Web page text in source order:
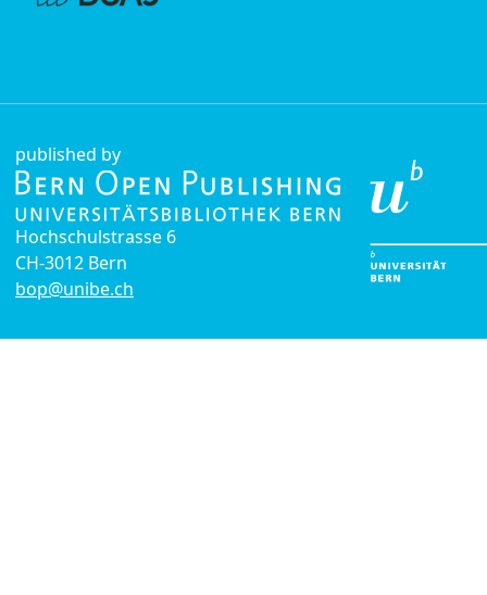
published by
Hochschulstrasse 6
CH-3012 Bern
bop@unibe.ch